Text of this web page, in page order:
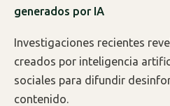
generados por IA
Investigaciones recientes
creados por inteligencia
sociales para difundir
contenido.